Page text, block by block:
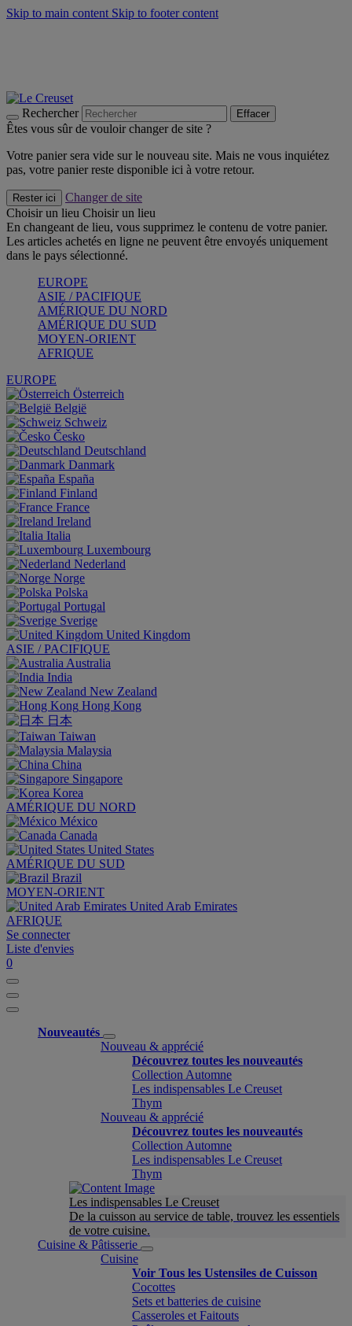
Skip to main content Skip to footer content
Rechercher Effacer
Êtes vous sûr de vouloir changer de site ?
Votre panier sera vide sur le nouveau site. Mais ne vous inquiétez
pas, votre panier reste disponible ici à votre retour.
Rester ici
Changer de site
Choisir un lieu Choisir un lieu
En changeant de lieu, vous supprimez le contenu de votre panier.
Les articles achetés en ligne ne peuvent être envoyés uniquement
dans le pays sélectionné.
EUROPE
ASIE / PACIFIQUE
AMÉRIQUE DU NORD
AMÉRIQUE DU SUD
MOYEN-ORIENT
AFRIQUE
EUROPE
Österreich
België
Schweiz
Česko
Deutschland
Danmark
España
Finland
France
Ireland
Italia
Luxembourg
Nederland
Norge
Polska
Portugal
Sverige
United Kingdom
ASIE / PACIFIQUE
Australia
India
New Zealand
Hong Kong
日本
Taiwan
Malaysia
China
Singapore
Korea
AMÉRIQUE DU NORD
México
Canada
United States
AMÉRIQUE DU SUD
Brazil
MOYEN-ORIENT
United Arab Emirates
AFRIQUE
Se connecter
Liste d'envies
0
Nouveautés
Nouveau & apprécié
Découvrez toutes les nouveautés
Collection Automne
Les indispensables Le Creuset
Thym
Nouveau & apprécié
Découvrez toutes les nouveautés
Collection Automne
Les indispensables Le Creuset
Thym
Les indispensables Le Creuset
De la cuisson au service de table, trouvez les essentiels
de votre cuisine.
Cuisine & Pâtisserie
Cuisine
Voir Tous les Ustensiles de Cuisson
Cocottes
Sets et batteries de cuisine
Casseroles et Faitouts